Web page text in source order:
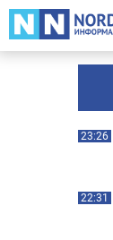
23:26
22:31